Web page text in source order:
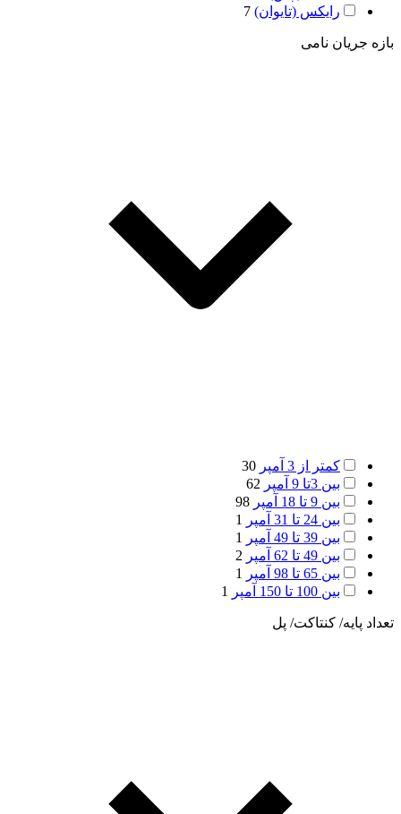
رایکس (تایوان) 7
بازه جریان نامی
کمتر از 3 آمپر
30
بین 3تا 9 آمپر
62
بین 9 تا 18 آمپر
98
بین 24 تا 31 آمپر
1
بین 39 تا 49 آمپر
1
بین 49 تا 62 آمپر
2
بین 65 تا 98 آمپر
1
بین 100 تا 150 آمپر
1
تعداد پایه/ کنتاکت/ پل